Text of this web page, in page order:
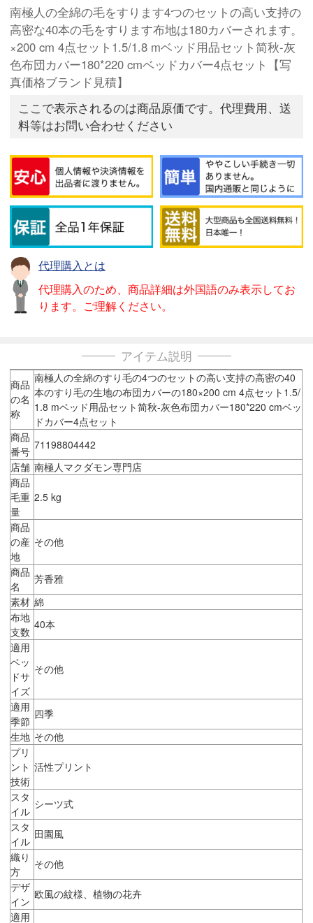
南極人の全綿の毛をすります4つのセットの高い支持の
高密な40本の毛をすります布地は180カバーされます。
×200 cm 4点セット1.5/1.8 mベッド用品セット简秋-灰
色布団カバー180*220 cmベッドカバー4点セット【写
真価格ブランド見積】
ここで表示されるのは商品原価です。代理費用、送
料等はお問い合わせください
代理購入とは
代理購入のため、商品詳細は外国語のみ表示してお
ります。ご理解ください。
アイテム説明
商品
の名
称
南極人の全綿のすり毛の4つのセットの高い支持の高密の40
本のすり毛の生地の布団カバーの180×200 cm 4点セット1.5/
1.8 mベッド用品セット简秋-灰色布団カバー180*220 cmベッ
ドカバー4点セット
商品
番号 71198804442
店舗 南極人マクダモン専門店
商品
毛重
量
2.5 kg
商品
の産
地
その他
商品
名
芳香雅
素材 綿
布地
支数
40本
適用
ベッ
ドサ
イズ
その他
適用
季節
四季
生地 その他
プリ
ント
技術
活性プリント
スタ
イル
シーツ式
スタ
イル
田園風
織り
方
その他
デザ
イン
欧風の紋様、植物の花卉
適用